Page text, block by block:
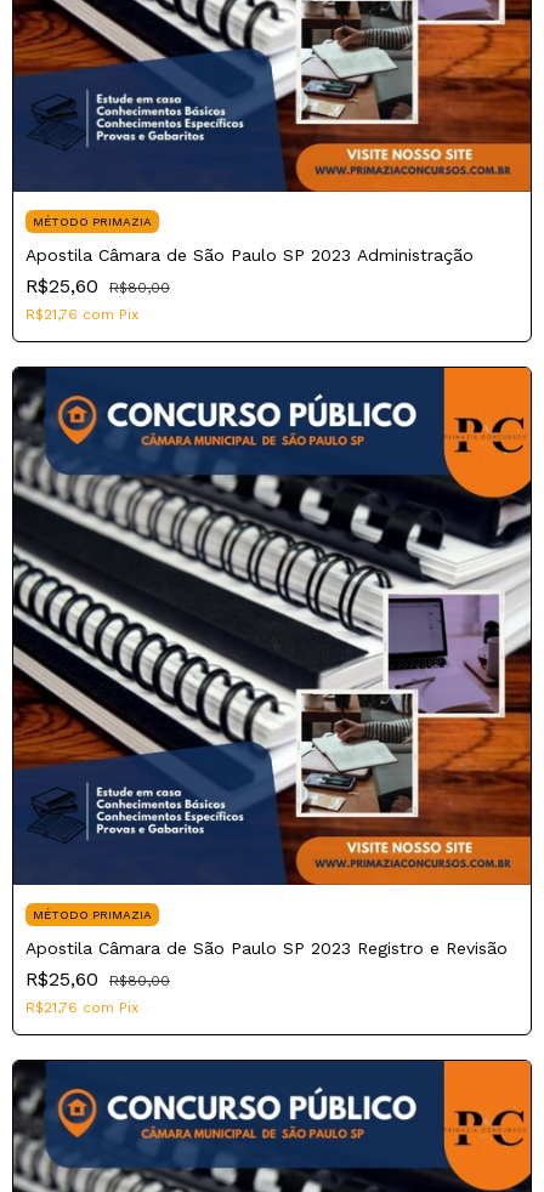
MÉTODO PRIMAZIA
Apostila Câmara de São Paulo SP 2023 Administração
R$25,60
R$80,00
R$21,76 com Pix
MÉTODO PRIMAZIA
Apostila Câmara de São Paulo SP 2023 Registro e Revisão
R$25,60
R$80,00
R$21,76 com Pix